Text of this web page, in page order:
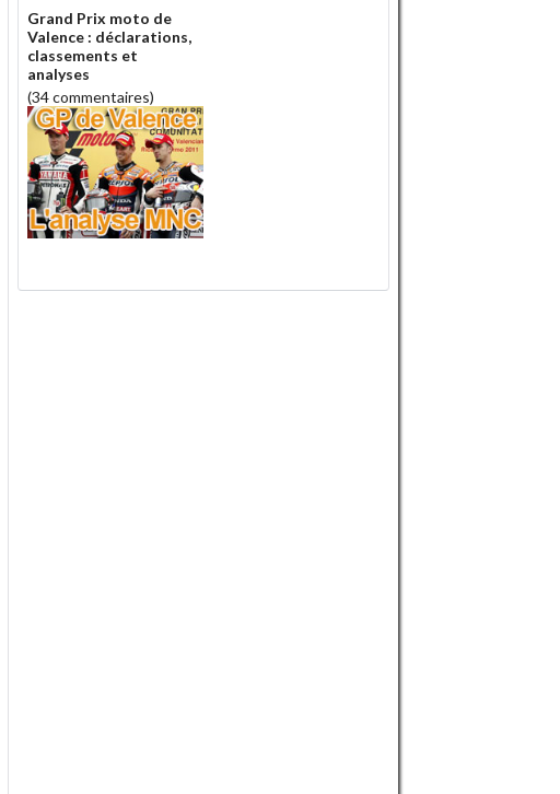
Grand Prix moto de
Valence : déclarations,
classements et
analyses
(34 commentaires)